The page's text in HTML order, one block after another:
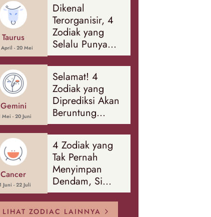
Taurus
- 20 Mei
Dikenal
Terorganisir, 4
Zodiak yang
Selalu Punya
Rencana
Cadangan Soal
Banyak Hal
Gemini
Mei - 20 Juni
Selamat! 4
Zodiak yang
Diprediksi Akan
Beruntung
Sepanjang
Agustus 2026
Cancer
Juni - 22 Juli
4 Zodiak yang
Tak Pernah
Menyimpan
Dendam, Si
Paling Mudah
Memaafkan!
LIHAT ZODIAC LAINNYA